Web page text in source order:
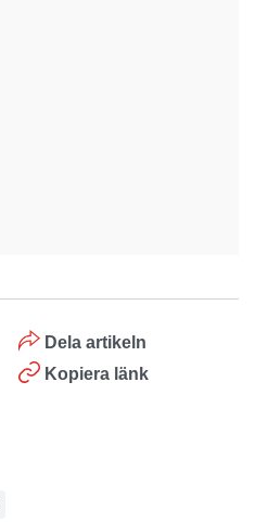
Dela artikeln
Kopiera länk